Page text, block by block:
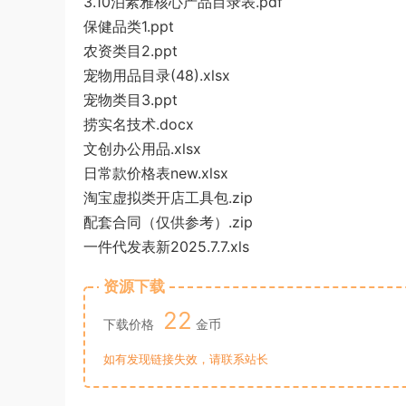
保健品类1.ppt
农资类目2.ppt
宠物用品目录(48).xlsx
宠物类目3.ppt
捞实名技术.docx
文创办公用品.xlsx
日常款价格表new.xlsx
淘宝虚拟类开店工具包.zip
配套合同（仅供参考）.zip
一件代发表新2025.7.7.xls
资源下载
下载价格 22 金币
如有发现链接失效，请联系站长